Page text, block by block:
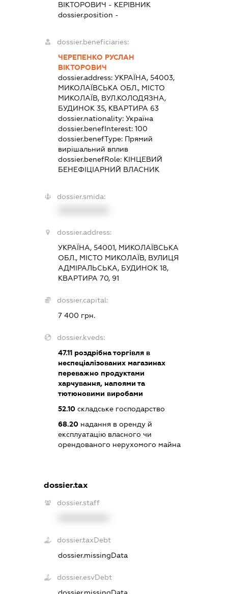
ВІКТОРОВИЧ - КЕРІВНИК
dossier.position -
dossier.beneficiaries:
ЧЕРЕПЕНКО РУСЛАН
ВІКТОРОВИЧ
dossier.address:УКРАЇНА, 54003,
МИКОЛАЇВСЬКА ОБЛ., МІСТО
МИКОЛАЇВ, ВУЛ.КОЛОДЯЗНА,
БУДИНОК 35, КВАРТИРА 63
dossier.nationality:Україна
dossier.benefInterest:100
dossier.benefType: Прямий
вирішальний вплив
dossier.benefRole: КІНЦЕВИЙ
БЕНЕФІЦІАРНИЙ ВЛАСНИК
dossier.smida:
dossier.address:
УКРАЇНА, 54001, МИКОЛАЇВСЬКА
ОБЛ., МІСТО МИКОЛАЇВ, ВУЛИЦЯ
АДМІРАЛЬСЬКА, БУДИНОК 18,
КВАРТИРА 70, 91
dossier.capital:
7 400 грн.
dossier.kveds:
47.11 роздрібна торгівля в
неспеціалізованих магазинах
переважно продуктами
харчування, напоями та
тютюновими виробами
52.10 складське господарство
68.20 надання в оренду й
експлуатацію власного чи
орендованого нерухомого майна
dossier.tax
dossier.staff
dossier.taxDebt
dossier.missingData
dossier.esvDebt
dossier.missingData